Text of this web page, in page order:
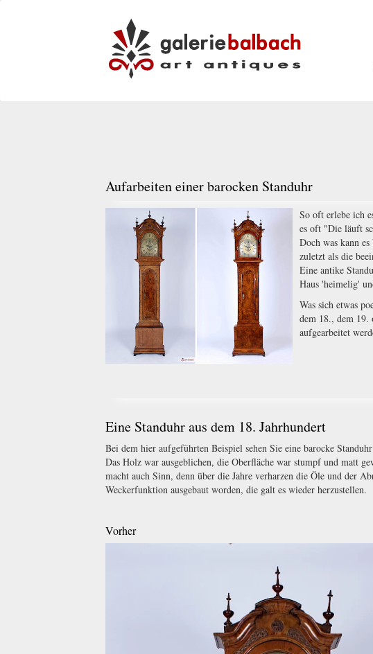
Aufarbeiten einer barocken Standuhr
So oft erlebe ich
es oft "Die läuft
Doch was kann
zuletzt als die
Eine antike
Haus 'heimelig'
Was sich etwas
dem 18., dem 19.
aufgearbeitet
Eine Standuhr aus dem 18. Jahrhundert
Bei dem hier aufgeführten Beispiel sehen Sie eine barocke
Das Holz war ausgeblichen, die Oberfläche war stumpf und matt
macht auch Sinn, denn über die Jahre verharzen die Öle und der
Weckerfunktion ausgebaut worden, die galt es wieder herzustellen.
Vorher